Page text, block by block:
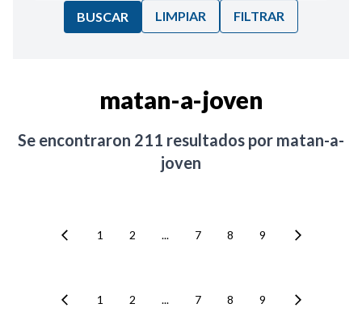
BUSCAR LIMPIAR FILTRAR
matan-a-joven
Se encontraron 211 resultados por matan-a-
joven
1 2 ... 7 8 9
1 2 ... 7 8 9